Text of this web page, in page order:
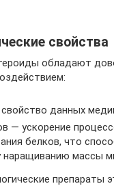
свойства
обладают
данных
— ускорение
белков, что
наращиванию массы
препараты